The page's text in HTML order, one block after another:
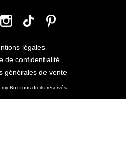
légales
de confidentialité
générales de vente
Box tous droits réservés